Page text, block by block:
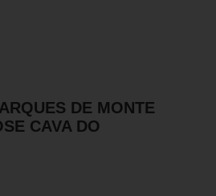
DE MONTE
CAVA DO